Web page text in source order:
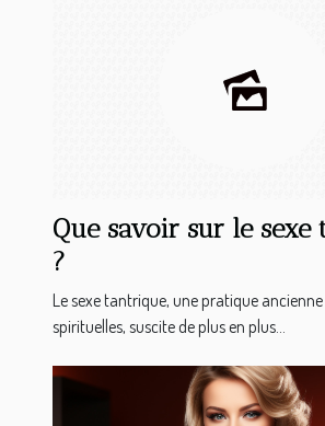
Que savoir sur le sexe
?
Le sexe tantrique, une pratique
spirituelles, suscite de plus en plus...